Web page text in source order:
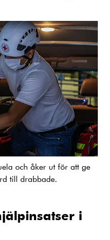
och åker ut för att ge
till drabbade.
i